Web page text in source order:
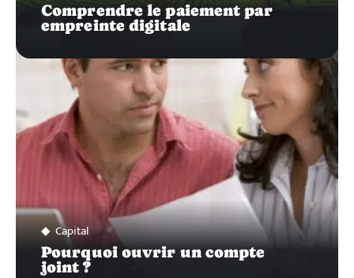
Comprendre le paiement par
empreinte digitale
Capital
Pourquoi ouvrir un compte
joint ?